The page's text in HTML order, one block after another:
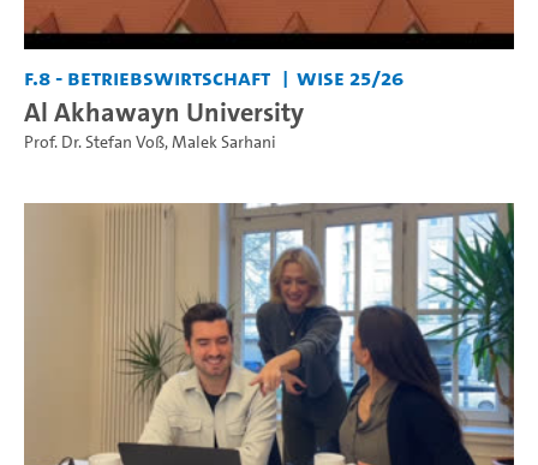
F.8 - Betriebswirtschaft WiSe 25/26
Al Akhawayn University
Prof. Dr. Stefan Voß,Malek Sarhani